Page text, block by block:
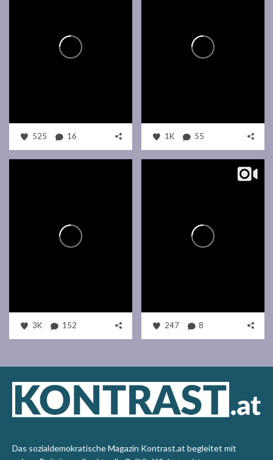
525 16 1K 55
3K 152 247 8
Das sozialdemokratische Magazin Kontrast.at begleitet mit